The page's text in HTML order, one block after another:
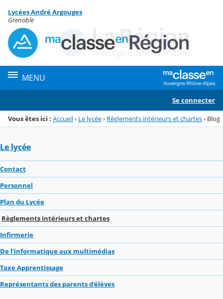
Menu de la rubrique
Contenu
Lycées André Argouges
Grenoble
MENU
Se connecter
Vous êtes ici : Accueil› Le lycée› Règlements intérieurs et chartes› Blog
Le lycée
Contact
Personnel
Plan du Lycée
Règlements intérieurs et chartes
Infirmerie
De l'informatique aux multimédias
Taxe Apprentissage
Représentants des parents d'élèves